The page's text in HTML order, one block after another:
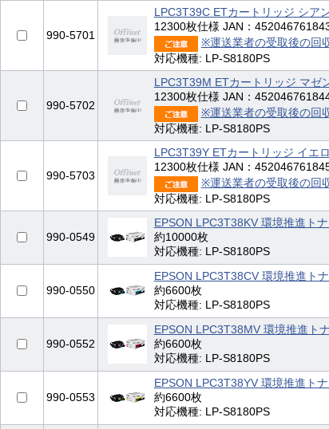
990-5701
LPC3T39C ETカートリッジ シア
12300枚仕様 JAN：
※運送業者の受取後の回
対応機種: LP-S8180PS
990-5702
LPC3T39M ETカートリッジ マゼ
12300枚仕様 JAN：
※運送業者の受取後の回
対応機種: LP-S8180PS
990-5703
LPC3T39Y ETカートリッジ イエ
12300枚仕様 JAN：
※運送業者の受取後の回
対応機種: LP-S8180PS
990-0549
EPSON LPC3T38KV 環境推進ト
約10000枚
対応機種: LP-S8180PS
990-0550
EPSON LPC3T38CV 環境推進ト
約6600枚
対応機種: LP-S8180PS
990-0552
EPSON LPC3T38MV 環境推進ト
約6600枚
対応機種: LP-S8180PS
990-0553
EPSON LPC3T38YV 環境推進ト
約6600枚
対応機種: LP-S8180PS